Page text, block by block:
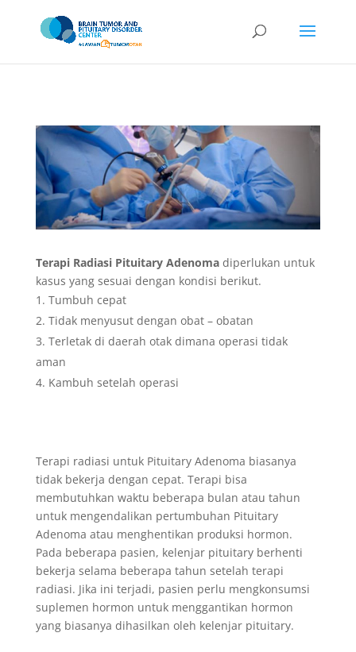
Terapi Radiasi Pituitary Adenomadiperlukan untuk
kasus yang sesuai dengan kondisi berikut.
Tumbuh cepat
Tidak menyusut dengan obat – obatan
Terletak di daerah otak dimana operasi tidak
aman
Kambuh setelah operasi
Terapi radiasi untuk Pituitary Adenoma biasanya
tidak bekerja dengan cepat. Terapi bisa
membutuhkan waktu beberapa bulan atau tahun
untuk mengendalikan pertumbuhan Pituitary
Adenoma atau menghentikan produksi hormon.
Pada beberapa pasien, kelenjar pituitary berhenti
bekerja selama beberapa tahun setelah terapi
radiasi. Jika ini terjadi, pasien perlu mengkonsumsi
suplemen hormon untuk menggantikan hormon
yang biasanya dihasilkan oleh kelenjar pituitary.